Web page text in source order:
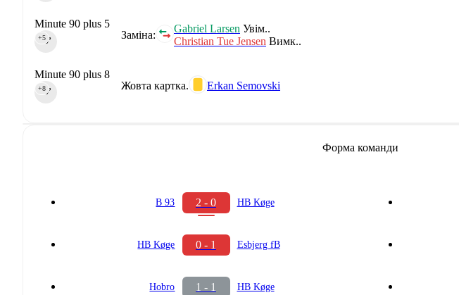
Заміна:
Gabriel Larsen Увім..
Christian Tue Jensen Вимк..
Minute 90 plus 5
90‎’‎
+5
Жовта картка. Erkan Semovski
Minute 90 plus 8
90‎’‎
+8
Форма команди
B 93 2 - 0 HB Køge
HB Køge 0 - 1 Esbjerg fB
Hobro 1 - 1 HB Køge